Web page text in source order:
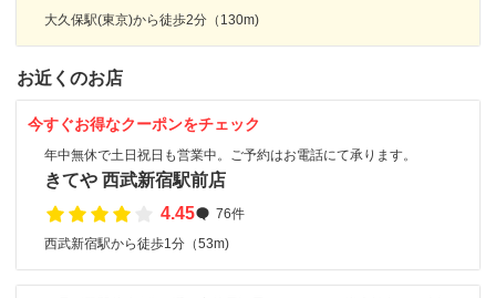
大久保駅(東京)から徒歩2分（130m)
お近くのお店
今すぐお得なクーポンをチェック
年中無休で土日祝日も営業中。ご予約はお電話にて承ります。
きてや 西武新宿駅前店
4.45
76件
西武新宿駅から徒歩1分（53m)